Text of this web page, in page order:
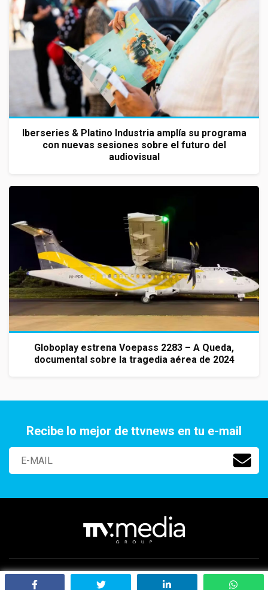
Iberseries & Platino Industria amplía su programa
con nuevas sesiones sobre el futuro del
audiovisual
Globoplay estrena Voepass 2283 – A Queda,
documental sobre la tragedia aérea de 2024
Recibe lo mejor de ttvnews en tu e-mail
Paraguay 2141 Of. 401, Aguada Park, Montevideo, Uruguay